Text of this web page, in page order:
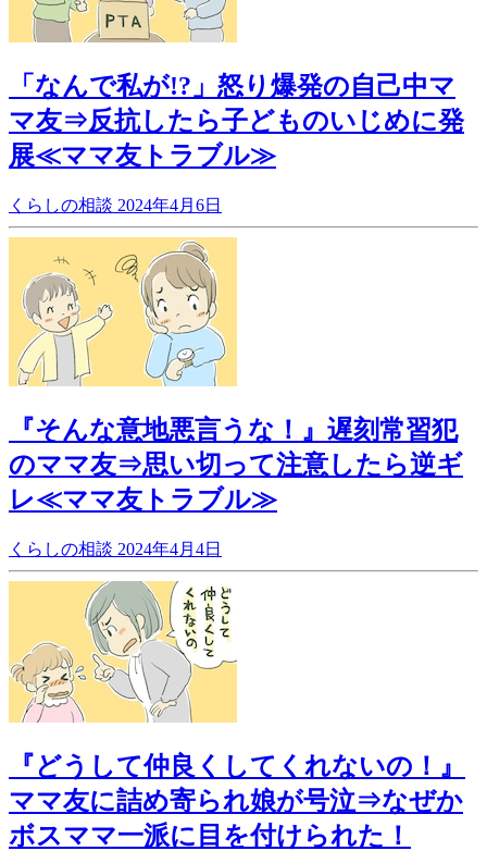
「なんで私が!?」怒り爆発の自己中マ
マ友⇒反抗したら子どものいじめに発
展≪ママ友トラブル≫
くらしの相談 2024年4月6日
『そんな意地悪言うな！』遅刻常習犯
のママ友⇒思い切って注意したら逆ギ
レ≪ママ友トラブル≫
くらしの相談 2024年4月4日
『どうして仲良くしてくれないの！』
ママ友に詰め寄られ娘が号泣⇒なぜか
ボスママ一派に目を付けられた！